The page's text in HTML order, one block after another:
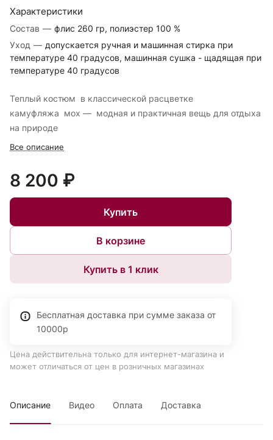
Характеристики
Состав — флис 260 гр, полиэстер 100 %
Уход — допускается ручная и машинная стирка при
температуре 40 градусов, машинная сушка - щадящая при
температуре 40 градусов
Теплый костюм в классической расцветке
камуфляжа мох — модная и практичная вещь для отдыха
на природе
Все описание
8 200 ₽
Купить
В корзине
Купить в 1 клик
Бесплатная доставка при сумме заказа от
10000р
Цена действительна только для интернет-магазина и
может отличаться от цен в розничных магазинах
Описание Видео Оплата Доставка